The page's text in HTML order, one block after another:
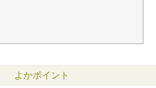
よかポイント